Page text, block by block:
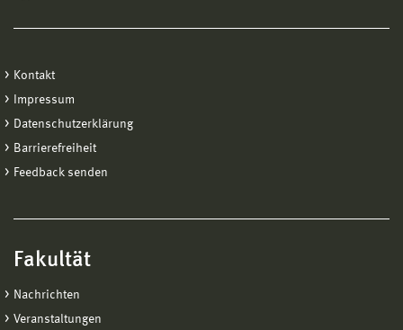
Kontakt
Impressum
Datenschutzerklärung
Barrierefreiheit
Feedback senden
Fakultät
Nachrichten
Veranstaltungen